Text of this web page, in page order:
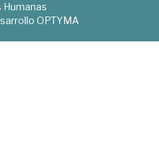
Humanas
OPTYMA